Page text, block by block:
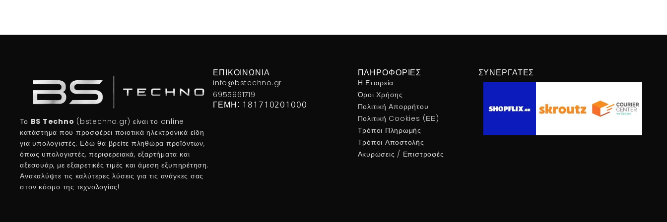
Το BS Techno (bstechno.gr) είναι το online
κατάστημα που προσφέρει ποιοτικά ηλεκτρονικά είδη
για υπολογιστές. Εδώ θα βρείτε πληθώρα προϊόντων,
όπως υπολογιστές, περιφερειακά, εξαρτήματα και
αξεσουάρ, με εξαιρετικές τιμές και άμεση εξυπηρέτηση.
Ανακαλύψτε τις καλύτερες λύσεις για τις ανάγκες σας
στον κόσμο της τεχνολογίας!
ΕΠΙΚΟΙΝΩΝΊΑ
info@bstechno.gr
6955961719
ΓΕΜΗ: 181710201000
ΠΛΗΡΟΦΟΡΊΕΣ
Η Εταιρεία
Όροι Χρήσης
Πολιτική Απορρήτου
Πολιτική Cookies (ΕΕ)
Τρόποι Πληρωμής
Τρόποι Αποστολής
Ακυρώσεις / Επιστροφές
ΣΥΝΕΡΓΆΤΕΣ